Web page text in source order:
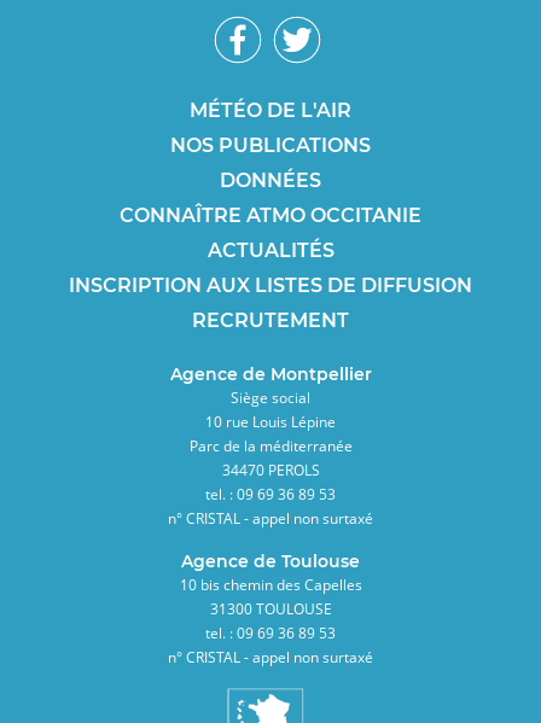
Réseaux
sociaux
MÉTÉO DE L'AIR
NOS PUBLICATIONS
DONNÉES
CONNAÎTRE ATMO OCCITANIE
ACTUALITÉS
INSCRIPTION AUX LISTES DE DIFFUSION
RECRUTEMENT
Agence de Montpellier
Siège social
10 rue Louis Lépine
Parc de la méditerranée
34470 PEROLS
tel. : 09 69 36 89 53
n° CRISTAL - appel non surtaxé
Agence de Toulouse
10 bis chemin des Capelles
31300 TOULOUSE
tel. : 09 69 36 89 53
n° CRISTAL - appel non surtaxé